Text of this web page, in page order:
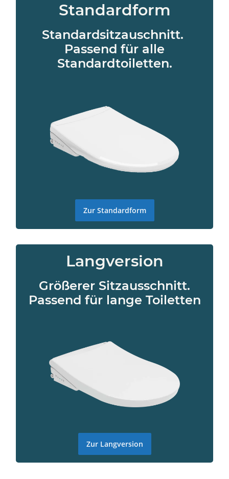
Standardform
Standardsitzauschnitt.
Passend für alle
Standardtoiletten.
Zur Standardform
Langversion
Größerer Sitzausschnitt.
Passend für lange Toiletten
Zur Langversion